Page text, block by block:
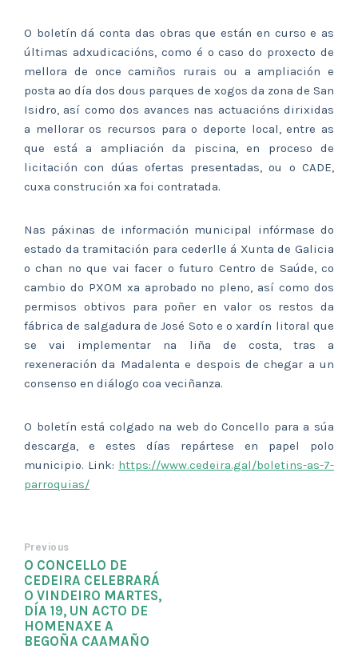
O boletín dá conta das obras que están en curso e as
últimas adxudicacións, como é o caso do proxecto de
mellora de once camiños rurais ou a ampliación e
posta ao día dos dous parques de xogos da zona de San
Isidro, así como dos avances nas actuacións dirixidas
a mellorar os recursos para o deporte local, entre as
que está a ampliación da piscina, en proceso de
licitación con dúas ofertas presentadas, ou o CADE,
cuxa construción xa foi contratada.
Nas páxinas de información municipal infórmase do
estado da tramitación para cederlle á Xunta de Galicia
o chan no que vai facer o futuro Centro de Saúde, co
cambio do PXOM xa aprobado no pleno, así como dos
permisos obtivos para poñer en valor os restos da
fábrica de salgadura de José Soto e o xardín litoral que
se vai implementar na liña de costa, tras a
rexeneración da Madalenta e despois de chegar a un
consenso en diálogo coa veciñanza.
O boletín está colgado na web do Concello para a súa
descarga, e estes días repártese en papel polo
municipio. Link: https://www.cedeira.gal/boletins-as-7-
parroquias/
Previous
O CONCELLO DE
CEDEIRA CELEBRARÁ
O VINDEIRO MARTES,
DÍA 19, UN ACTO DE
HOMENAXE A
BEGOÑA CAAMAÑO